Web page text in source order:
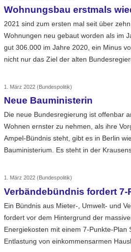
Wohnungsbau erstmals
2021 sind zum ersten mal seit über
Wohnungen neu gebaut worden als im
gut 306.000 im Jahre 2020, ein Minus
nicht nur das Ziel der alten
1. März 2022 (Bundespolitik)
Neue Bauministerin
Die neue Bundesregierung ist offenbar
Wohnen ernster zu nehmen, als ihre
Ampel-Bündnis steht, gibt es in Berlin
Bauministerium. Es steht in der
1. März 2022 (Bundespolitik)
Verbändebündnis fordert 7-
Ein Bündnis aus Mieter-, Umwelt- und
fordert vor dem Hintergrund der
Energiekosten mit einem 7-Punkte-Plan
Entlastung von einkommensarmen